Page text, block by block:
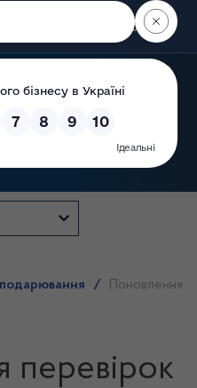
Пошук
/
Поновлення
перевірок